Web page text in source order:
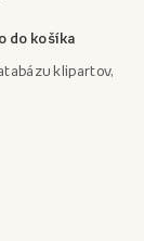
do košíka
klipartov,